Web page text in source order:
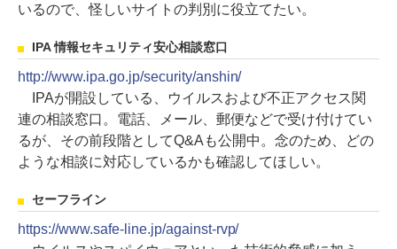
いるので、怪しいサイトの判別に役立てたい。
IPA 情報セキュリティ安心相談窓口
http://www.ipa.go.jp/security/anshin/
IPAが開設している、ウイルスおよび不正アクセス関
連の相談窓口。電話、メール、郵便などで受け付けてい
るが、その前段階としてQ&Aも公開中。念のため、どの
ような相談に対応しているかも確認してほしい。
セーフライン
https://www.safe-line.jp/against-rvp/